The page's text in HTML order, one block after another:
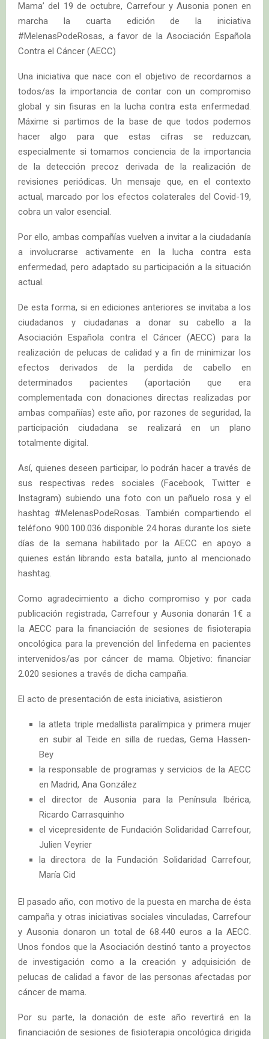
Mama’ del 19 de octubre, Carrefour y Ausonia ponen en
marcha la cuarta edición de la iniciativa
#MelenasPodeRosas, a favor de la Asociación Española
Contra el Cáncer (AECC)
Una iniciativa que nace con el objetivo de recordarnos a
todos/as la importancia de contar con un compromiso
global y sin fisuras en la lucha contra esta enfermedad.
Máxime si partimos de la base de que todos podemos
hacer algo para que estas cifras se reduzcan,
especialmente si tomamos conciencia de la importancia
de la detección precoz derivada de la realización de
revisiones periódicas. Un mensaje que, en el contexto
actual, marcado por los efectos colaterales del Covid-19,
cobra un valor esencial.
Por ello, ambas compañías vuelven a invitar a la ciudadanía
a involucrarse activamente en la lucha contra esta
enfermedad, pero adaptado su participación a la situación
actual.
De esta forma, si en ediciones anteriores se invitaba a los
ciudadanos y ciudadanas a donar su cabello a la
Asociación Española contra el Cáncer (AECC) para la
realización de pelucas de calidad y a fin de minimizar los
efectos derivados de la perdida de cabello en
determinados pacientes (aportación que era
complementada con donaciones directas realizadas por
ambas compañías) este año, por razones de seguridad, la
participación ciudadana se realizará en un plano
totalmente digital.
Así, quienes deseen participar, lo podrán hacer a través de
sus respectivas redes sociales (Facebook, Twitter e
Instagram) subiendo una foto con un pañuelo rosa y el
hashtag #MelenasPodeRosas. También compartiendo el
teléfono 900.100.036 disponible 24 horas durante los siete
días de la semana habilitado por la AECC en apoyo a
quienes están librando esta batalla, junto al mencionado
hashtag.
Como agradecimiento a dicho compromiso y por cada
publicación registrada, Carrefour y Ausonia donarán 1€ a
la AECC para la financiación de sesiones de fisioterapia
oncológica para la prevención del linfedema en pacientes
intervenidos/as por cáncer de mama. Objetivo: financiar
2.020 sesiones a través de dicha campaña.
El acto de presentación de esta iniciativa, asistieron
la atleta triple medallista paralímpica y primera mujer
en subir al Teide en silla de ruedas, Gema Hassen-
Bey
la responsable de programas y servicios de la AECC
en Madrid, Ana González
el director de Ausonia para la Península Ibérica,
Ricardo Carrasquinho
el vicepresidente de Fundación Solidaridad Carrefour,
Julien Veyrier
la directora de la Fundación Solidaridad Carrefour,
María Cid
El pasado año, con motivo de la puesta en marcha de ésta
campaña y otras iniciativas sociales vinculadas, Carrefour
y Ausonia donaron un total de 68.440 euros a la AECC.
Unos fondos que la Asociación destinó tanto a proyectos
de investigación como a la creación y adquisición de
pelucas de calidad a favor de las personas afectadas por
cáncer de mama.
Por su parte, la donación de este año revertirá en la
financiación de sesiones de fisioterapia oncológica dirigida